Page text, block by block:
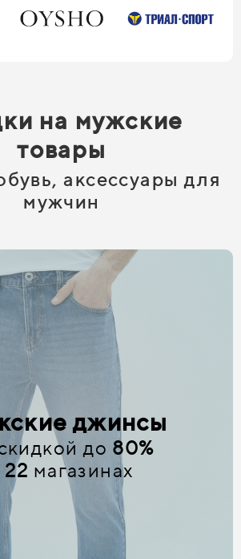
на мужские
товары
аксессуары для
мужчин
джинсы
до 80%
22 магазинах